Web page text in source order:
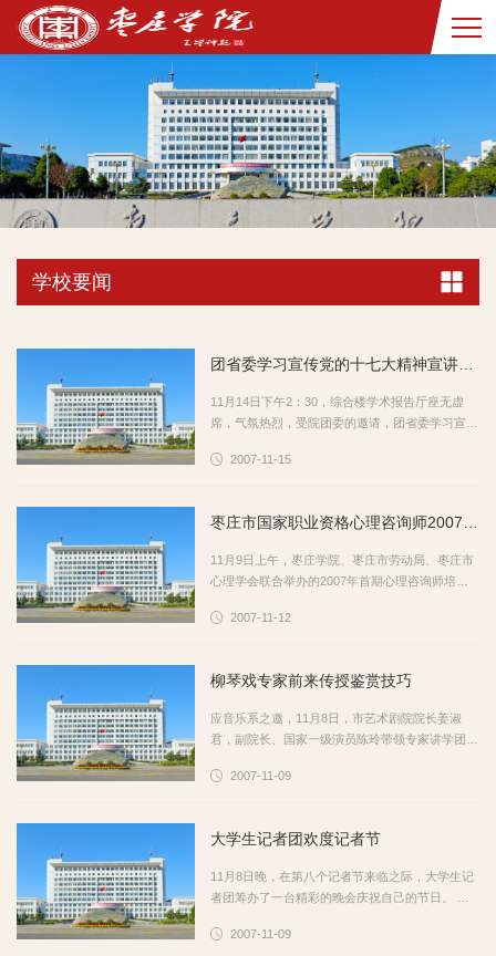
学校要闻
11月14日下午2：30，综合楼学术报告厅座无虚
席，气氛热烈，受院团委的邀请，团省委学习宣传
院500余名学生党员作了一场学习宣传十七大精神
2007-11-15
11月9日上午，枣庄学院、枣庄市劳动局、枣庄市
心理学会联合举办的2007年首期心理咨询师培训
劳动保障局、我院有关负责同志出席了开学典礼。
2007-11-12
柳琴戏专家前来传授鉴赏技巧
应音乐系之邀，11月8日，市艺术剧院院长姜淑
君，副院长、国家一级演员陈玲带领专家讲学团来
系列讲座”就此拉开帷幕。 在音乐厅，院党委副书
2007-11-09
大学生记者团欢度记者节
11月8日晚，在第八个记者节来临之际，大学生记
者团筹办了一台精彩的晚会庆祝自己的节日。 晚
编辑部的领导和老师也到现场祝贺。枣庄日报社、
2007-11-09